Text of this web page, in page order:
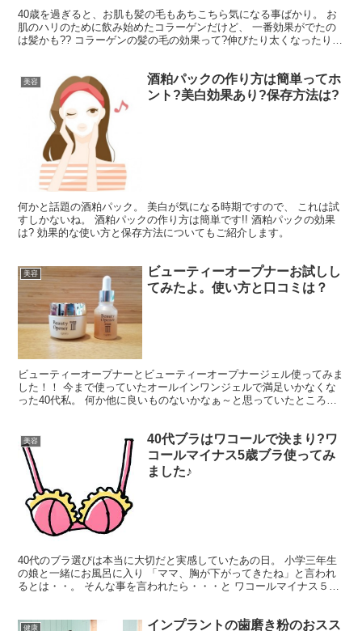
40歳を過ぎると、お肌も髪の毛もあちこちら気になる事ばかり。 お
肌のハリのために飲み始めたコラーゲンだけど、 一番効果がでたの
は髪かも?? コラーゲンの髪の毛の効果って?伸びたり太くなったりす
美容
酒粕パックの作り方は簡単ってホ
ント?美白効果あり?保存方法は?
何かと話題の酒粕パック。 美白が気になる時期ですので、 これは試
すしかないね。 酒粕パックの作り方は簡単です!! 酒粕パックの効果
は? 効果的な使い方と保存方法についてもご紹介します。
美容
ビューティーオープナーお試しし
てみたよ。使い方と口コミは？
ビューティーオープナーとビューティーオープナージェル使ってみま
した！！ 今まで使っていたオールインワンジェルで満足いかなくな
った40代私。 何か他に良いものないかなぁ～と思っていたところに
美容
40代ブラはワコールで決まり?ワ
コールマイナス5歳ブラ使ってみ
ました♪
40代のブラ選びは本当に大切だと実感していたあの日。 小学三年生
の娘と一緒にお風呂に入り 「ママ、胸が下がってきたね」と言われ
るとは・・。 そんな事を言われたら・・・と ワコールマイナス５歳
健康
インプラントの歯磨き粉のおスス